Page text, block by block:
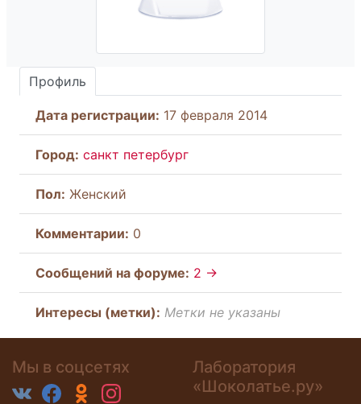
Профиль
Дата регистрации: 17 февраля 2014
Город: санкт петербург
Пол: Женский
Комментарии: 0
Cообщений на форуме: 2 →
Интересы (метки): Метки не указаны
Мы в соцсетях
Лаборатория
«Шоколатье.ру»